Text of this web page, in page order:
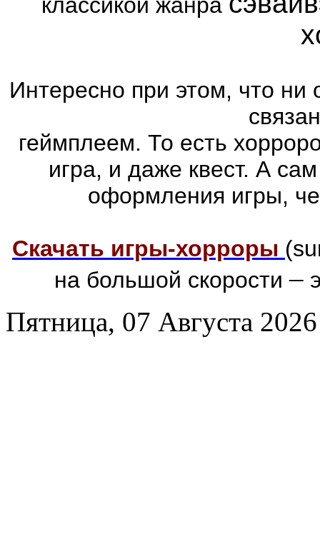
Интересно при этом, что ни
геймплеем. То есть
игра, и даже квест. А
оформления игры,
Скачать игры-хорроры
на большой скорости–
Пятница, 07 Августа 2026